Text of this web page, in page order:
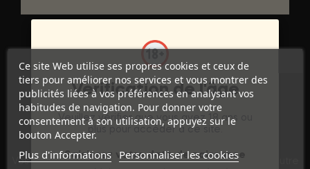
Vos commandes sont expédiées dans un emballage neutre
Ce site Web utilise ses propres cookies et ceux de
tiers pour améliorer nos services et vous montrer des
publicités liées à vos préférences en analysant vos
habitudes de navigation. Pour donner votre
consentement à son utilisation, appuyez sur le
bouton Accepter.
Plus d'informations Personnaliser les cookies
Vérification de l'âge
Veuillez vérifier que vous avez 18 ans ou
plus pour accéder à ce site.
Saisissez votre date de naissance